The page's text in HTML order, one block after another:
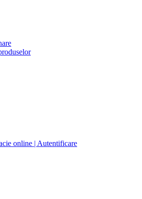
online | Autentificare